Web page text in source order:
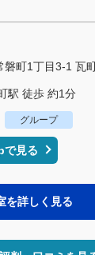
磐町1丁目3-1 瓦
駅 徒歩 約1分
グループ
見る
を詳しく見る